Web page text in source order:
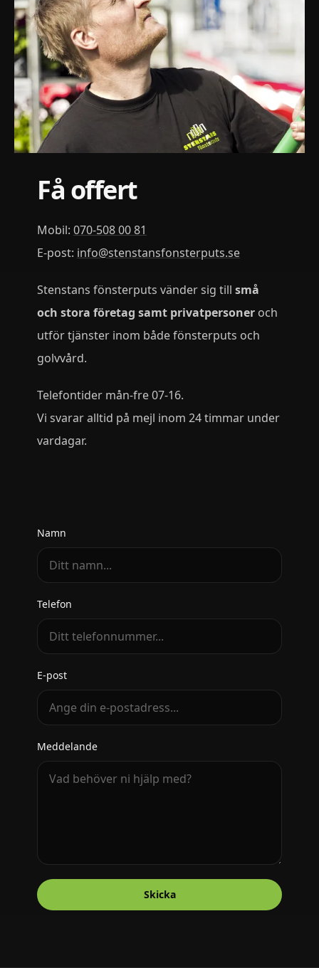
Få offert
Mobil: 070-508 00 81
E-post: info@stenstansfonsterputs.se
Stenstans fönsterputs vänder sig till små
och stora företag samt privatpersoner och
utför tjänster inom både fönsterputs och
golvvård.
Telefontider mån-fre 07-16.
Vi svarar alltid på mejl inom 24 timmar under
vardagar.
Namn
Telefon
E-post
Meddelande
Skicka